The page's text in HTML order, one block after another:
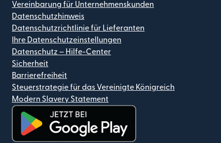
Vereinbarung für Unternehmenskunden
Datenschutzhinweis
Datenschutzrichtlinie für Lieferanten
Ihre Datenschutzeinstellungen
Datenschutz – Hilfe-Center
Sicherheit
Barrierefreiheit
Steuerstrategie für das Vereinigte Königreich
Modern Slavery Statement